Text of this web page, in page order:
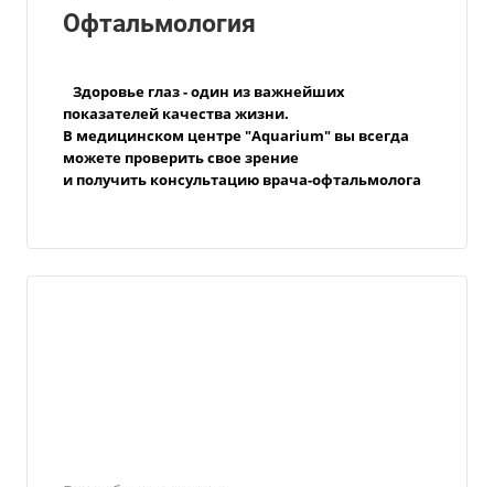
Офтальмология
Здоровье глаз - один из важнейших
показателей качества жизни.
В медицинском центре "Aquarium" вы всегда
можете проверить свое зрение
и получить консультацию врача-офтальмолога